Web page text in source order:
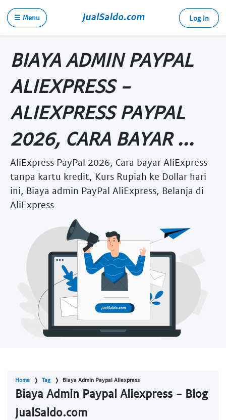
☰ Menu Log in
BIAYA ADMIN PAYPAL
ALIEXPRESS -
ALIEXPRESS PAYPAL
2026, CARA BAYAR ...
AliExpress PayPal 2026, Cara bayar AliExpress
tanpa kartu kredit, Kurs Rupiah ke Dollar hari
ini, Biaya admin PayPal AliExpress, Belanja di
AliExpress
Home Tag Biaya Admin Paypal Aliexpress
Biaya Admin Paypal Aliexpress - Blog
JualSaldo.com